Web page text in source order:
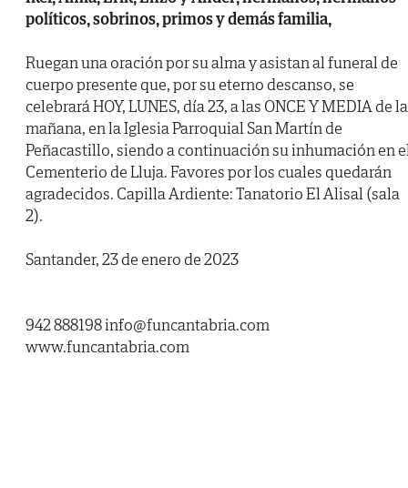
políticos, sobrinos, primos y demás familia,
Ruegan una oración por su alma y asistan al funeral de
cuerpo presente que, por su eterno descanso, se
celebrará HOY, LUNES, día 23, a las ONCE Y MEDIA de la
mañana, en la Iglesia Parroquial San Martín de
Peñacastillo, siendo a continuación su inhumación en
Cementerio de Lluja. Favores por los cuales quedarán
agradecidos. Capilla Ardiente: Tanatorio El Alisal (sala
2).
Santander, 23 de enero de 2023
942 888198 info@funcantabria.com
www.funcantabria.com